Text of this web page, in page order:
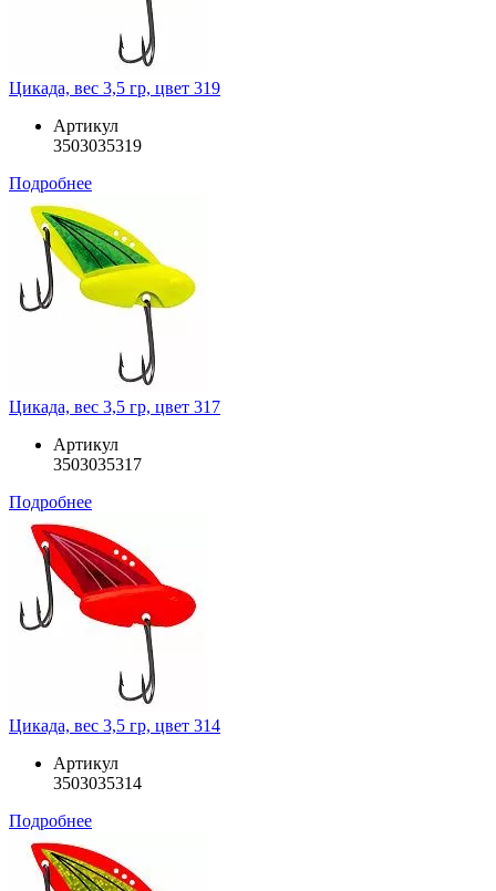
Цикада, вес 3,5 гр, цвет 319
Артикул
3503035319
Подробнее
Цикада, вес 3,5 гр, цвет 317
Артикул
3503035317
Подробнее
Цикада, вес 3,5 гр, цвет 314
Артикул
3503035314
Подробнее